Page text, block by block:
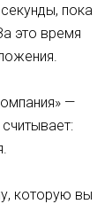
пока
это время
—
которую вы